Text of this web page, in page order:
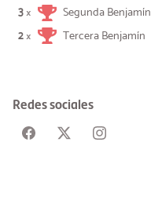
3×
Segunda Benjamín
2× Tercera Benjamín
Redes sociales